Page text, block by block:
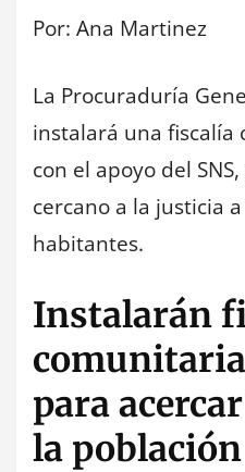
Por: Ana Martinez
La Procuraduría
instalará una fiscalía
con el apoyo del
cercano a la justicia
habitantes.
Instalarán
para
la población